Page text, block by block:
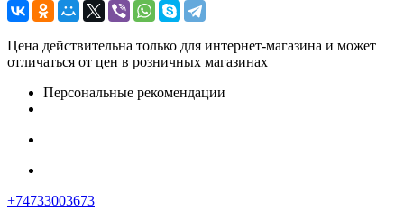
Цена действительна только для интернет-магазина и может
отличаться от цен в розничных магазинах
Персональные рекомендации
+74733003673